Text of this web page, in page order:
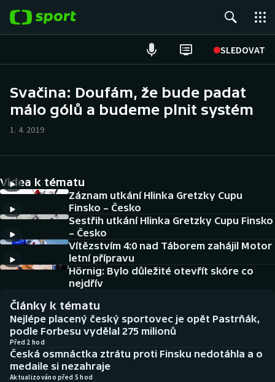
SLEDOVAT
Hokej
Cyklistika
DALŠÍ SPORTY
Americký fotbal
Baseball a softbal
Basketbal
Biatlon
Boby a skeleton
NEPŘEHLÉDNĚTE
Historické návraty
Aplikace ČT sport
AZ kvíz
Svačina: Doufám, že bude padat
málo gólů a budeme plnit systém
1. 4. 2019
Videa k tématu
Záznam utkání Hlinka Gretzky Cupu
Finsko – Česko
Sestřih utkání Hlinka Gretzky Cupu Finsko
– Česko
Vítězstvím 4:0 nad Táborem zahájil Motor
letní přípravu
Hörnig: Bylo důležité otevřít skóre co
nejdřív
Články k tématu
Nejlépe placený český sportovec je opět Pastrňák,
podle Forbesu vydělal 275 milionů
Před 2 hod
Česká osmnáctka ztrátu proti Finsku nedotáhla a o
medaile si nezahraje
Aktualizováno před 5 hod